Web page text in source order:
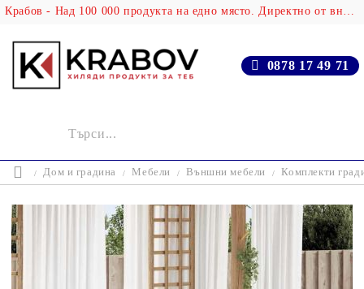
Крабов - Над 100 000 продукта на едно място. Директно от вносителя!
0878 17 49 71
Дом и градина Мебели Външни мебели Комплекти